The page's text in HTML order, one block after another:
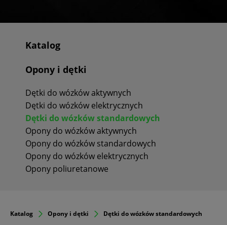
Katalog
Opony i dętki
Dętki do wózków aktywnych
Dętki do wózków elektrycznych
Dętki do wózków standardowych
Opony do wózków aktywnych
Opony do wózków standardowych
Opony do wózków elektrycznych
Opony poliuretanowe
Katalog Opony i dętki Dętki do wózków standardowych